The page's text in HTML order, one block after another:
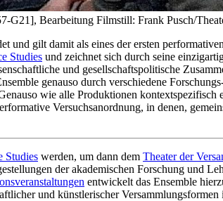
Bearbeitung Filmstill: Frank Pusch/
gilt damit als eines der ersten
Studies und zeichnet sich durch seine
und gesellschaftspolitische
genauso durch verschiedene
wie alle Produktionen
Versuchsanordnung, in denen,
Studies werden, um dann dem Theater der
der akademischen Forschung und
entwickelt das Ensemble
und künstlerischer